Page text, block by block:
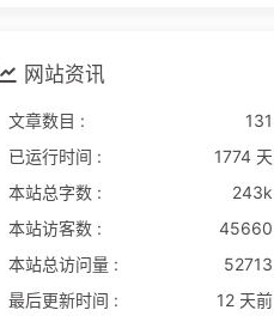
网站资讯
文章数目 :
131
已运行时间 :
1774 天
本站总字数 :
243k
本站访客数 :
45660
本站总访问量 :
52713
最后更新时间 :
12 天前